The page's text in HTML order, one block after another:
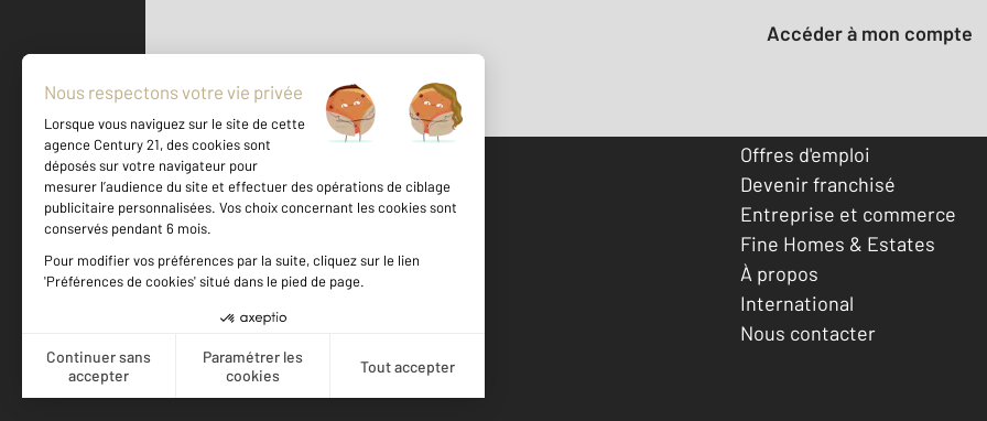
500 m ©Mappy
Accéder à mon compte
Votre agence est notée
Achat
Location
Offres d'emploi
Devenir franchisé
Entreprise et commerce
Fine Homes & Estates
À propos
International
Nous contacter